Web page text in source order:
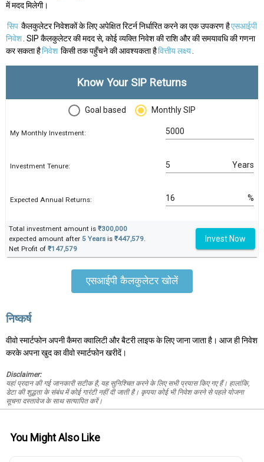
में मदद मिलेगी।
सिप कैलकुलेटर निवेशकों के लिए अपेक्षित रिटर्न निर्धारित करने का एक उपकरण हैएसआईपी
निवेश. SIP कैलकुलेटर की मदद से, कोई व्यक्ति निवेश की राशि और की समयावधि की गणना
कर सकता हैनिवेश किसी तक पहुँचने की आवश्यकता हैवित्तीय लक्ष्य.
Know Your SIP Returns
Goal based Monthly SIP
My Monthly Investment:
Investment Tenure: Years
Expected Annual Returns: %
Total investment amount is ₹300,000
expected amount after 5 Years is ₹447,579
Net Profit of ₹147,579
Invest Now
एसआईपी कैलकुलेटर खोलें
निष्कर्ष
वीवो स्मार्टफोन अपनी कैमरा क्वालिटी और बैटरी लाइफ के लिए जाना जाता है। आज ही निवेश
करके अपना खुद का वीवो स्मार्टफोन खरीदें।
Disclaimer:
यहां प्रदान की गई जानकारी सटीक है, यह सुनिश्चित करने के लिए सभी प्रयास किए गए हैं। हालांकि,
डेटा की शुद्धता के संबंध में कोई गारंटी नहीं दी जाती है। कृपया कोई भी निवेश करने से पहले योजना
सूचना दस्तावेज के साथ सत्यापित करें।
You Might Also Like